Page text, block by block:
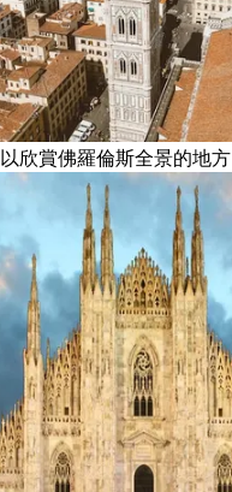
欣賞佛羅倫斯全景的地方